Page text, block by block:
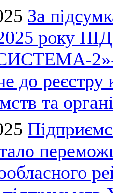
За
2025 року
до реєстру
та